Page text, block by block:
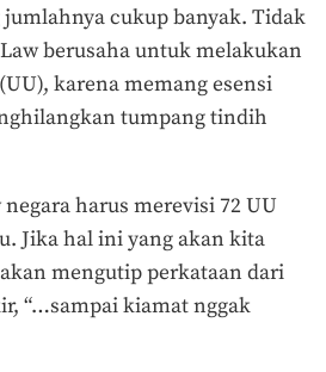
cukup banyak. Tidak
berusaha untuk melakukan
karena memang esensi
tumpang tindih
harus merevisi 72 UU
Jika hal ini yang akan kita
mengutip perkataan dari
“…sampai kiamat nggak